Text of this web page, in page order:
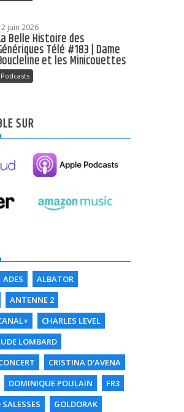
juin 2026
Belle Histoire des
Télé #183 | Dame
et les Minicouettes
Podcasts
SUR
ADES
ALBATOR
ANTENNE 2
CHARLES LEVEL
LOMBARD
CRISTINA D'AVENA
DOMINIQUE POULAIN
FR3
SALESSES
GOLDORAK